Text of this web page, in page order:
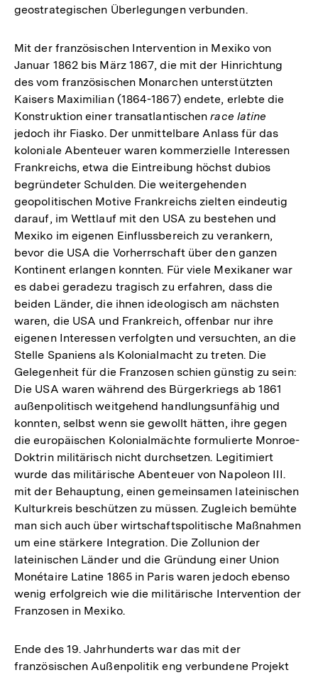
geostrategischen Überlegungen verbunden.
Mit der französischen Intervention in Mexiko von
Januar 1862 bis März 1867, die mit der Hinrichtung
des vom französischen Monarchen unterstützten
Kaisers Maximilian (1864-1867) endete, erlebte die
Konstruktion einer transatlantischenrace latine
jedoch ihr Fiasko. Der unmittelbare Anlass für das
koloniale Abenteuer waren kommerzielle Interessen
Frankreichs, etwa die Eintreibung höchst dubios
begründeter Schulden. Die weitergehenden
geopolitischen Motive Frankreichs zielten eindeutig
darauf, im Wettlauf mit den USA zu bestehen und
Mexiko im eigenen Einflussbereich zu verankern,
bevor die USA die Vorherrschaft über den ganzen
Kontinent erlangen konnten. Für viele Mexikaner war
es dabei geradezu tragisch zu erfahren, dass die
beiden Länder, die ihnen ideologisch am nächsten
waren, die USA und Frankreich, offenbar nur ihre
eigenen Interessen verfolgten und versuchten, an die
Stelle Spaniens als Kolonialmacht zu treten. Die
Gelegenheit für die Franzosen schien günstig zu sein:
Die USA waren während des Bürgerkriegs ab 1861
außenpolitisch weitgehend handlungsunfähig und
konnten, selbst wenn sie gewollt hätten, ihre gegen
die europäischen Kolonialmächte formulierte Monroe-
Doktrin militärisch nicht durchsetzen. Legitimiert
wurde das militärische Abenteuer von Napoleon III.
mit der Behauptung, einen gemeinsamen lateinischen
Kulturkreis beschützen zu müssen. Zugleich bemühte
man sich auch über wirtschaftspolitische Maßnahmen
um eine stärkere Integration. Die Zollunion der
lateinischen Länder und die Gründung einer Union
Monétaire Latine 1865 in Paris waren jedoch ebenso
wenig erfolgreich wie die militärische Intervention der
Franzosen in Mexiko.
Ende des 19. Jahrhunderts war das mit der
französischen Außenpolitik eng verbundene Projekt